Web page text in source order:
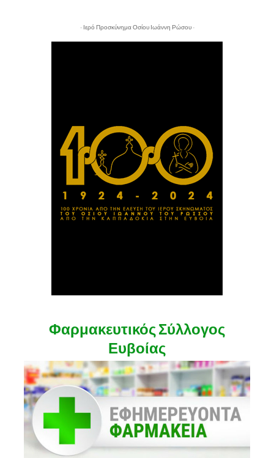
- Ιερό Προσκύνημα Οσίου Ιωάννη Ρώσου -
Φαρμακευτικός Σύλλογος
Ευβοίας